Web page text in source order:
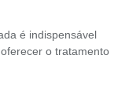
é indispensável
o tratamento